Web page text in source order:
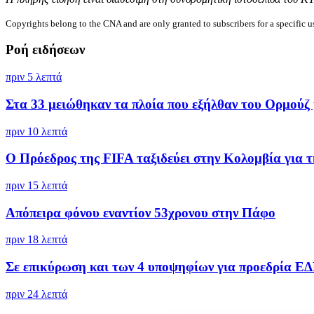
Copyrights belong to the CNA and are only granted to subscribers for a specific
Ροή ειδήσεων
πριν 5 λεπτά
Στα 33 μειώθηκαν τα πλοία που εξήλθαν του Ορμούζ
πριν 10 λεπτά
Ο Πρόεδρος της FIFA ταξιδεύει στην Κολομβία για
πριν 15 λεπτά
Απόπειρα φόνου εναντίον 53χρονου στην Πάφο
πριν 18 λεπτά
Σε επικύρωση και των 4 υποψηφίων για προεδρία
πριν 24 λεπτά